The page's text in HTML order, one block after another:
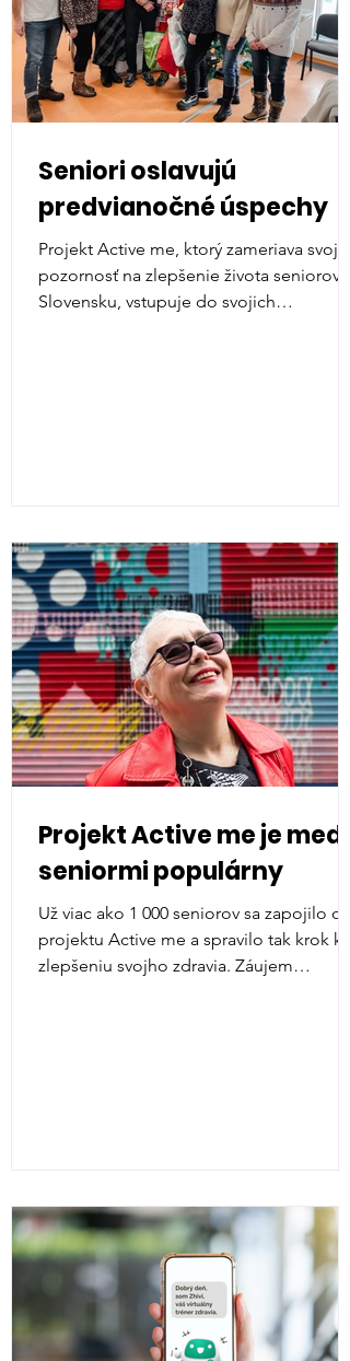
Seniori oslavujú
predvianočné úspechy
Projekt Active me, ktorý zameriava svoju
pozornosť na zlepšenie života seniorov
Slovensku, vstupuje do svojich
Projekt Active me je medzi
seniormi populárny
Už viac ako 1 000 seniorov sa zapojilo do
projektu Active me a spravilo tak krok k
zlepšeniu svojho zdravia. Záujem